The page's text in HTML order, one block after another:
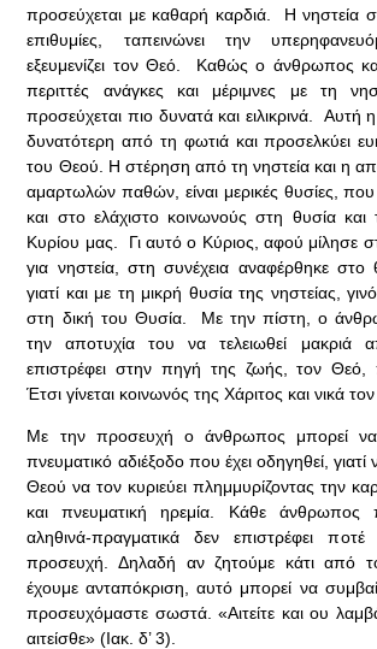
προσεύχεται με καθαρή καρδιά. Η νηστεία
επιθυμίες, ταπεινώνει την
εξευμενίζει τον Θεό. Καθώς ο άνθρωπος
περιττές ανάγκες και μέριμνες με τη
προσεύχεται πιο δυνατά και ειλικρινά. Αυτή
δυνατότερη από τη φωτιά και προσελκύει
του Θεού. Η στέρηση από τη νηστεία και η
αμαρτωλών παθών, είναι μερικές θυσίες,
και στο ελάχιστο κοινωνούς στη θυσία
Κυρίου μας. Γι αυτό ο Κύριος, αφού μίλησε
για νηστεία, στη συνέχεια αναφέρθηκε
γιατί και με τη μικρή θυσία της νηστείας,
στη δική του Θυσία. Με την πίστη, ο
την αποτυχία του να τελειωθεί μακριά
επιστρέφει στην πηγή της ζωής, τον Θεό,
Έτσι γίνεται κοινωνός της Χάριτος και νικά
Με την προσευχή ο άνθρωπος μπορεί
πνευματικό αδιέξοδο που έχει οδηγηθεί, γιατί
Θεού να τον κυριεύει πλημμυρίζοντας την
και πνευματική ηρεμία. Κάθε άνθρωπος
αληθινά-πραγματικά δεν επιστρέφει
προσευχή. Δηλαδή αν ζητούμε κάτι από
έχουμε ανταπόκριση, αυτό μπορεί να
προσευχόμαστε σωστά. «Αιτείτε και ου
αιτείσθε» (Ιακ. δ’ 3).